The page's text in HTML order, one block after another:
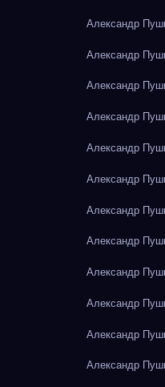
Александр
Александр
Александр
Александр
Александр
Александр
Александр
Александр
Александр
Александр
Александр
Александр